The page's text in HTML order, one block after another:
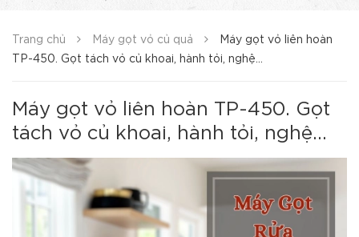
Trang chủ Máy gọt vỏ củ quả
Máy gọt vỏ liên hoàn
TP-450. Gọt tách vỏ củ khoai, hành tỏi, nghệ...
Máy gọt vỏ liên hoàn TP-450. Gọt
tách vỏ củ khoai, hành tỏi, nghệ...